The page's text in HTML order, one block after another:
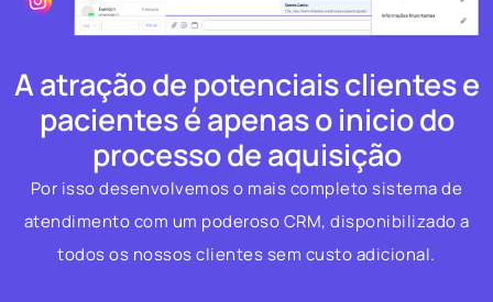
A atração de potenciais clientes e
pacientes é apenas o inicio do
processo de aquisição
Por isso desenvolvemos o mais completo sistema de
atendimento com um poderoso CRM, disponibilizado a
todos os nossos clientes sem custo adicional.